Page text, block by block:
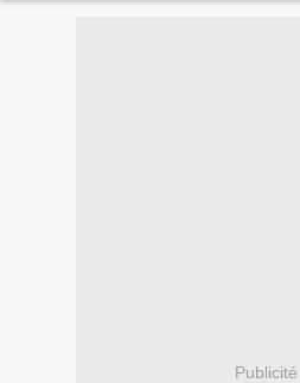
Publicité